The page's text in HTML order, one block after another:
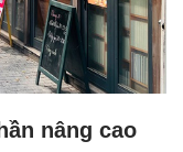
nâng cao